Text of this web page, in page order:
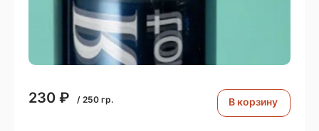
230 ₽ / 250 гр. В корзину